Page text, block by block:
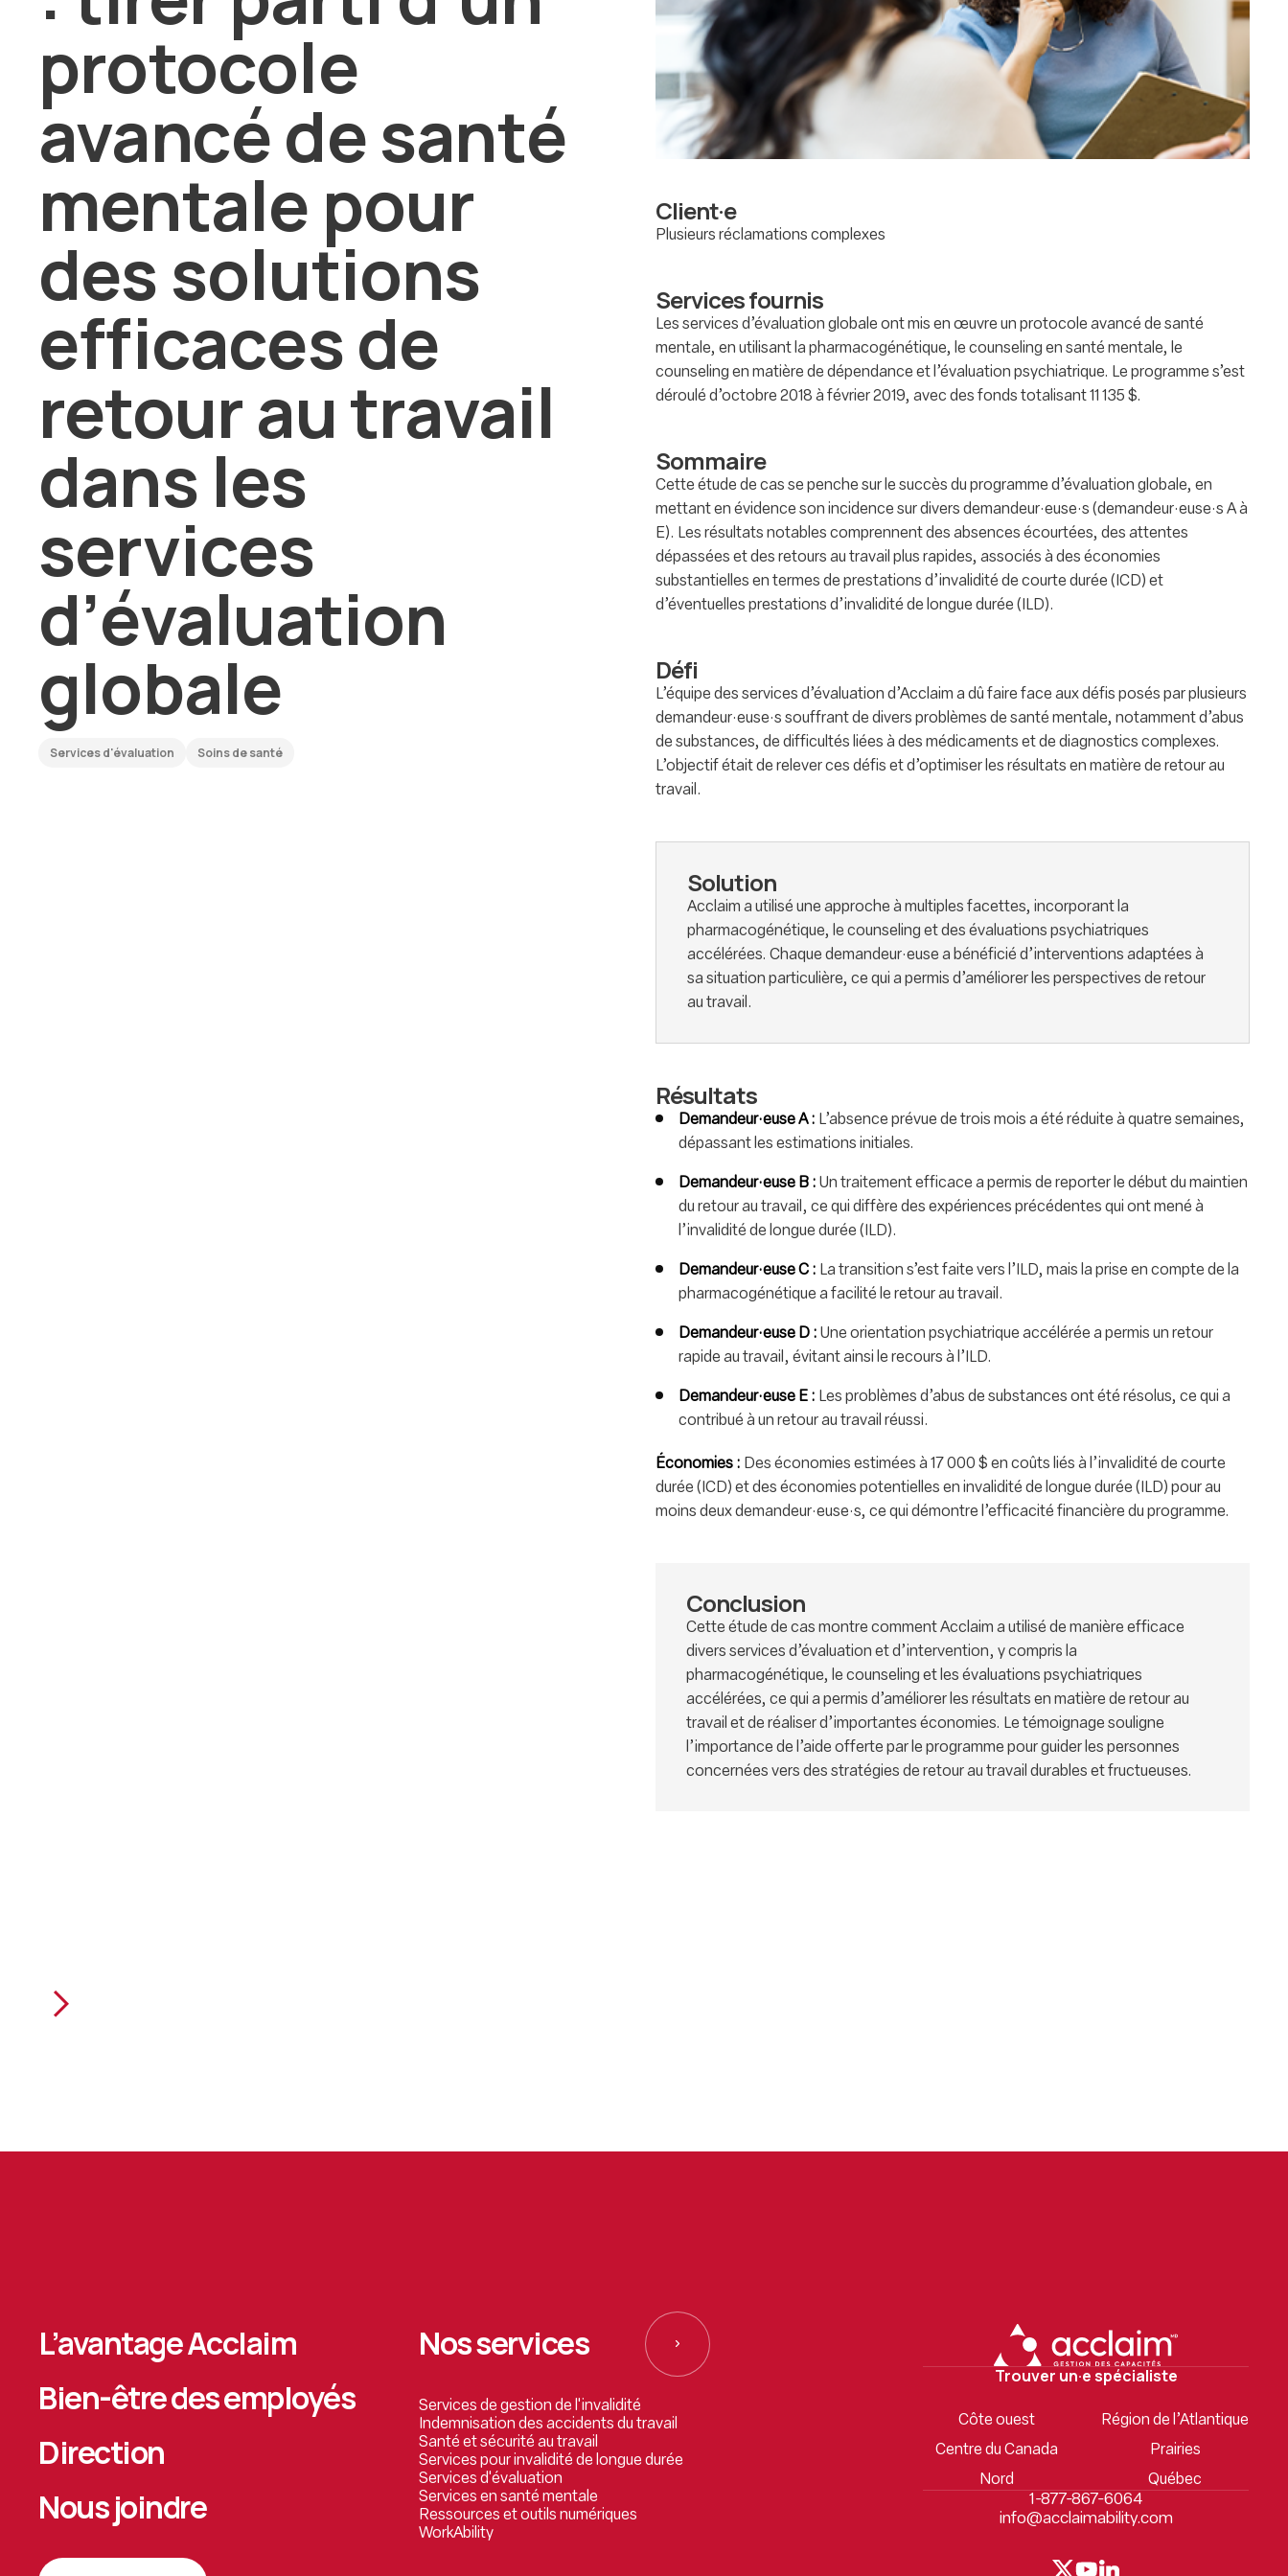
protocole
avancé de santé
mentale pour
des solutions
efficaces de
retour au travail
dans les
services
d’évaluation
globale
Services d'évaluation Soins de santé
Client·e
Plusieurs réclamations complexes
Services fournis
Les services d’évaluation globale ont mis en œuvre un protocole avancé de santé
mentale, en utilisant la pharmacogénétique, le counseling en santé mentale, le
counseling en matière de dépendance et l’évaluation psychiatrique. Le programme s’est
déroulé d’octobre 2018 à février 2019, avec des fonds totalisant 11 135 $.
Sommaire
Cette étude de cas se penche sur le succès du programme d’évaluation globale, en
mettant en évidence son incidence sur divers demandeur·euse·s (demandeur·euse·s A à
E). Les résultats notables comprennent des absences écourtées, des attentes
dépassées et des retours au travail plus rapides, associés à des économies
substantielles en termes de prestations d’invalidité de courte durée (ICD) et
d’éventuelles prestations d’invalidité de longue durée (ILD).
Défi
L’équipe des services d’évaluation d’Acclaim a dû faire face aux défis posés par plusieurs
demandeur·euse·s souffrant de divers problèmes de santé mentale, notamment d’abus
de substances, de difficultés liées à des médicaments et de diagnostics complexes.
L’objectif était de relever ces défis et d’optimiser les résultats en matière de retour au
travail.
Solution
Acclaim a utilisé une approche à multiples facettes, incorporant la
pharmacogénétique, le counseling et des évaluations psychiatriques
accélérées. Chaque demandeur·euse a bénéficié d’interventions adaptées à
sa situation particulière, ce qui a permis d’améliorer les perspectives de retour
au travail.
Résultats
Demandeur·euse A : L’absence prévue de trois mois a été réduite à quatre semaines,
dépassant les estimations initiales.
Demandeur·euse B :Un traitement efficace a permis de reporter le début du maintien
du retour au travail, ce qui diffère des expériences précédentes qui ont mené à
l’invalidité de longue durée (ILD).
Demandeur·euse C : La transition s’est faite vers l’ILD, mais la prise en compte de la
pharmacogénétique a facilité le retour au travail.
Demandeur·euse D :Une orientation psychiatrique accélérée a permis un retour
rapide au travail, évitant ainsi le recours à l’ILD.
Demandeur·euse E : Les problèmes d’abus de substances ont été résolus, ce qui a
contribué à un retour au travail réussi.
Économies : Des économies estimées à 17 000 $ en coûts liés à l’invalidité de courte
durée (ICD) et des économies potentielles en invalidité de longue durée (ILD) pour au
moins deux demandeur·euse·s, ce qui démontre l’efficacité financière du programme.
Conclusion
Cette étude de cas montre comment Acclaim a utilisé de manière efficace
divers services d’évaluation et d’intervention, y compris la
pharmacogénétique, le counseling et les évaluations psychiatriques
accélérées, ce qui a permis d’améliorer les résultats en matière de retour au
travail et de réaliser d’importantes économies. Le témoignage souligne
l’importance de l’aide offerte par le programme pour guider les personnes
concernées vers des stratégies de retour au travail durables et fructueuses.
L’avantage Acclaim
Bien-être des employés
Direction
Nous joindre
Nos services
Services de gestion de l'invalidité
Indemnisation des accidents du travail
Santé et sécurité au travail
Services pour invalidité de longue durée
Services d'évaluation
Services en santé mentale
Ressources et outils numériques
WorkAbility
Trouver un·e spécialiste
Côte ouest
Région de l’Atlantique
Centre du Canada
Prairies
Nord
Québec
1-877-867-6064
info@acclaimability.com